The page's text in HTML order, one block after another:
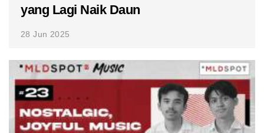
yang Lagi Naik Daun
28 Jun 2025